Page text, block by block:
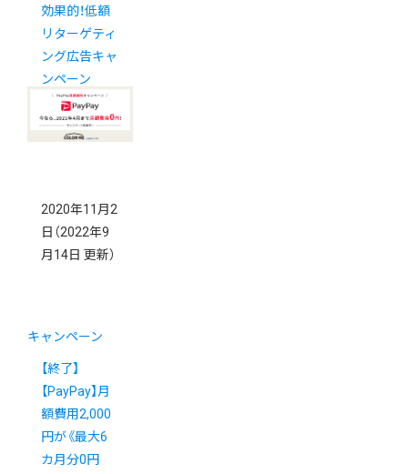
効果的！低額
リターゲティ
ング広告キャ
ンペーン
2020年11月2
日 （2022年9
月14日 更新）
キャンペーン
【終了】
【PayPay】月
額費用2,000
円が《最大6
カ月分0円